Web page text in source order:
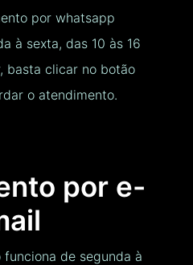
por whatsapp
à sexta, das 10 às 16
basta clicar no botão
o atendimento.
por e-
de segunda à